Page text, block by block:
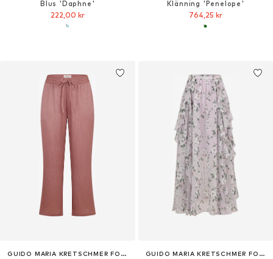
Blus 'Daphne'
222,00 kr
Klänning 'Penelope'
764,25 kr
GUIDO MARIA KRETSCHMER FOR BRIDGERTON GUIDO MARIA KRETSCHMER FOR BRIDGERTON